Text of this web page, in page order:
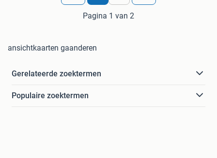
Pagina 1 van 2
ansichtkaarten gaanderen
Gerelateerde zoektermen
Populaire zoektermen